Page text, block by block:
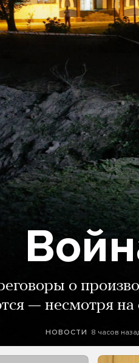
о
— несмотря
НОВОСТИ 8 часов